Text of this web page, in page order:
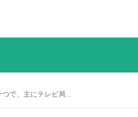
で、主にテレビ局...